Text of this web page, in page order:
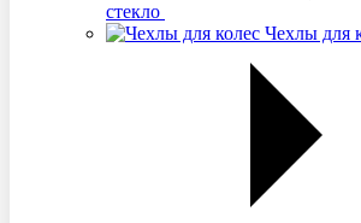
стекло
Чехлы для